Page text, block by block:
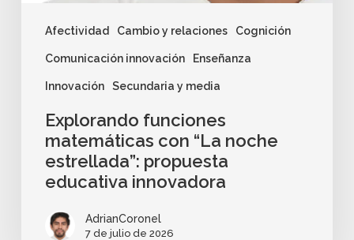
Afectividad Cambio y relaciones Cognición
Comunicación innovación Enseñanza
Innovación Secundaria y media
Explorando funciones
matemáticas con “La noche
estrellada”: propuesta
educativa innovadora
AdrianCoronel
7 de julio de 2026